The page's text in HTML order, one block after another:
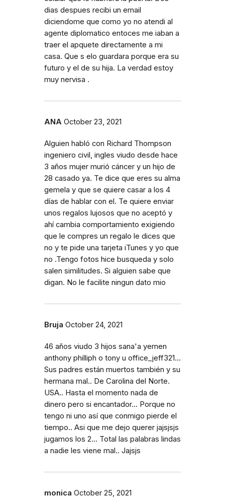
dias despues recibi un email
diciendome que como yo no atendi al
agente diplomatico entoces me iaban a
traer el apquete directamente a mi
casa. Que s elo guardara porque era su
futuro y el de su hija. La verdad estoy
muy nervisa .
ANA October 23, 2021
Alguien habló con Richard Thompson
ingeniero civil, ingles viudo desde hace
3 años mujer murió cáncer y un hijo de
28 casado ya. Te dice que eres su alma
gemela y que se quiere casar a los 4
días de hablar con el. Te quiere enviar
unos regalos lujosos que no aceptó y
ahí cambia comportamiento exigiendo
que le compres un regalo le dices que
no y te pide una tarjeta iTunes y yo que
no .Tengo fotos hice busqueda y solo
salen similitudes. Si alguien sabe que
digan. No le facilite ningun dato mio
Bruja October 24, 2021
46 años viudo 3 hijos sana'a yemen
anthony philliph o tony u office_jeff321...
Sus padres están muertos también y su
hermana mal.. De Carolina del Norte.
USA.. Hasta el momento nada de
dinero pero si encantador... Porque no
tengo ni uno así que conmigo pierde el
tiempo.. Asi que me dejo querer jajsjsjs
jugamos los 2... Total las palabras lindas
a nadie les viene mal.. Jajsjs
monica October 25, 2021